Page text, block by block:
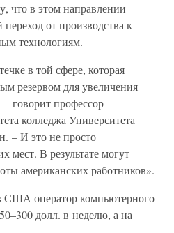
что в этом направлении
от производства к
технологиям.
в той сфере, которая
резервом для увеличения
– говорит профессор
колледжа Университета
– И это не просто
мест. В результате могут
американских работников».
США оператор компьютерного
долл. в неделю, а на